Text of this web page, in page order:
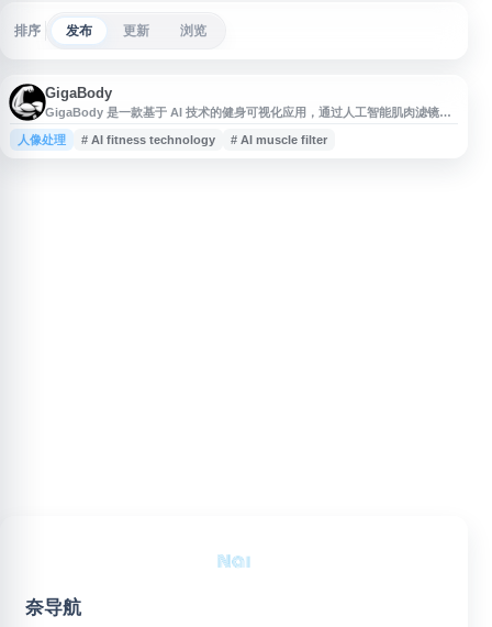
排序 发布 更新 浏览
GigaBody
GigaBody 是一款基于 AI 技术的健身可视化应用，通过人工智能肌肉滤镜帮
助用户即时预览身体改造潜力。该应用采用先进的肌肉增强算法，能够在照片
上模拟健身训练后的肌肉形态变化，为用户提供直观的身材转变预期效果。
人像处理 # AI fitness technology # AI muscle filter
奈导航